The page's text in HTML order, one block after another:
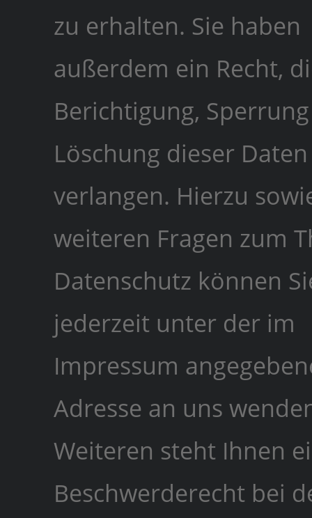
zu erhalten. Sie haben
außerdem ein Recht,
Berichtigung,
Löschung dieser
verlangen. Hierzu
weiteren Fragen zum
Datenschutz können
jederzeit unter der im
Impressum
Adresse an uns
Weiteren steht Ihnen
Beschwerderecht bei